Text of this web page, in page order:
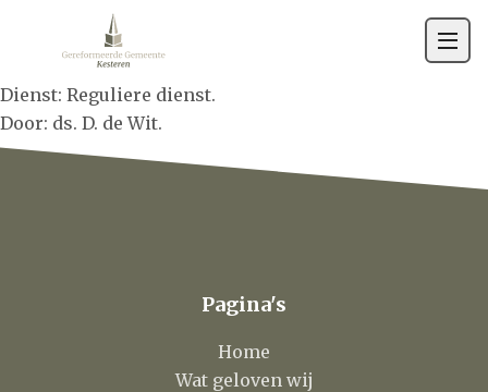
Dienst: Reguliere dienst.
Door: ds. D. de Wit.
Pagina's
Home
Wat geloven wij